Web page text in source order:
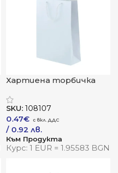
Хартиена торбичка
SKU: 108107
0.47€
/ 0.92 лв.
Към Продукта
Курс: 1 EUR = 1.95583 BGN